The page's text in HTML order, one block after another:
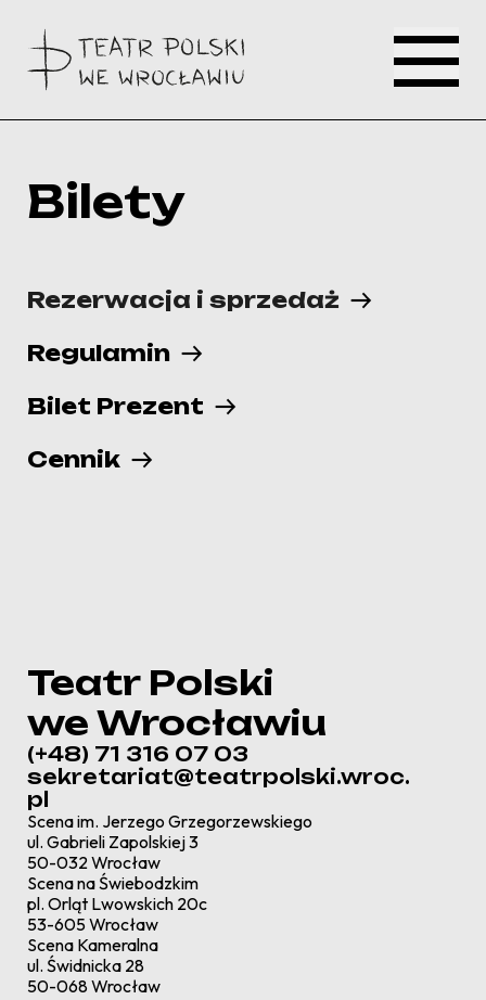
Bilety
Rezerwacja i sprzedaż
Regulamin
Bilet Prezent
Cennik
Teatr Polski
we Wrocławiu
(+48) 71 316 07 03
sekretariat@teatrpolski.wroc.
pl
Scena im. Jerzego Grzegorzewskiego
ul. Gabrieli Zapolskiej 3
50-032 Wrocław
Scena na Świebodzkim
pl. Orląt Lwowskich 20c
53-605 Wrocław
Scena Kameralna
ul. Świdnicka 28
50-068 Wrocław